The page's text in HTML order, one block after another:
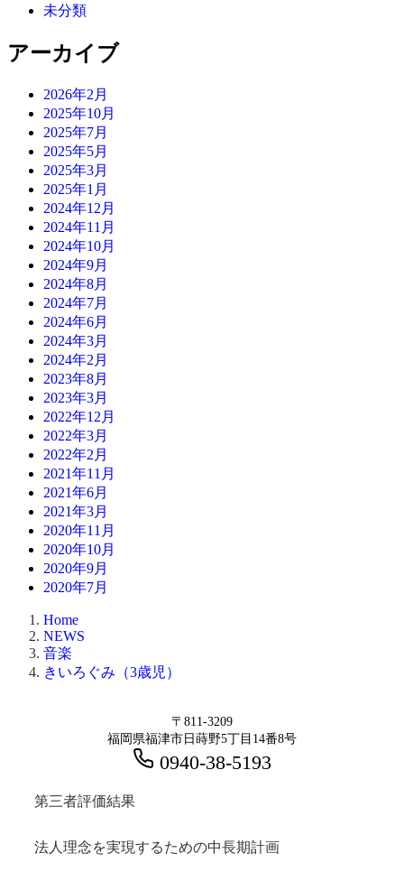
未分類
アーカイブ
2026年2月
2025年10月
2025年7月
2025年5月
2025年3月
2025年1月
2024年12月
2024年11月
2024年10月
2024年9月
2024年8月
2024年7月
2024年6月
2024年3月
2024年2月
2023年8月
2023年3月
2022年12月
2022年3月
2022年2月
2021年11月
2021年6月
2021年3月
2020年11月
2020年10月
2020年9月
2020年7月
Home
NEWS
音楽
きいろぐみ（3歳児）
〒811-3209
福岡県福津市日蒔野5丁目14番8号
0940-38-5193
第三者評価結果
法人理念を実現するための中長期計画